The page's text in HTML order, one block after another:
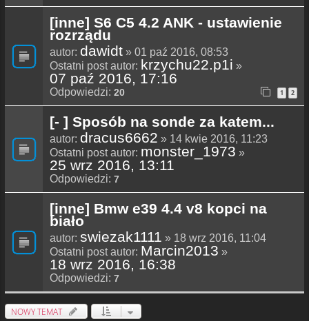
[inne] S6 C5 4.2 ANK - ustawienie
rozrządu
autor: dawidt » 01 paź 2016, 08:53
Ostatni post autor: krzychu22.p1i »
07 paź 2016, 17:16
Odpowiedzi: 20 1 2
[- ] Sposób na sonde za katem...
autor: dracus6662 » 14 kwie 2016, 11:23
Ostatni post autor: monster_1973 »
25 wrz 2016, 13:11
Odpowiedzi: 7
[inne] Bmw e39 4.4 v8 kopci na
biało
autor: swiezak1111 » 18 wrz 2016, 11:04
Ostatni post autor: Marcin2013 »
18 wrz 2016, 16:38
Odpowiedzi: 7
NOWY TEMAT